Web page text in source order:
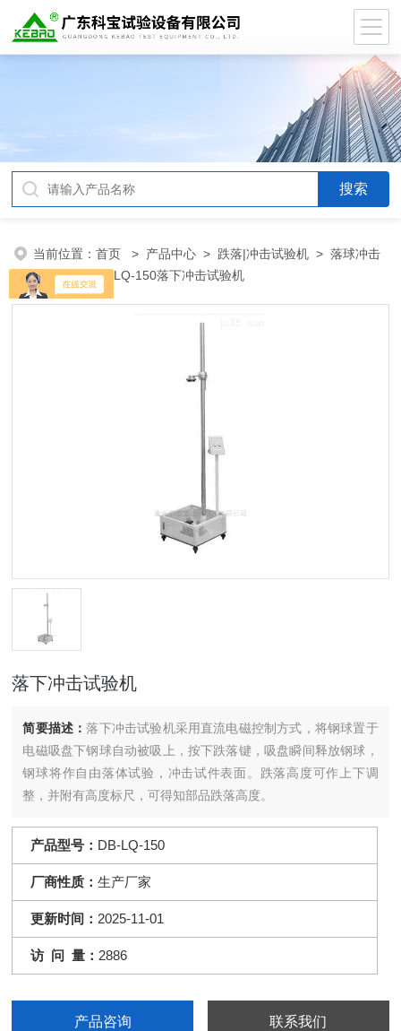
当前位置：首页 > 产品中心 > 跌落|冲击试验机 >落球冲击
试验机> DB-LQ-150落下冲击试验机
落下冲击试验机
简要描述：落下冲击试验机采用直流电磁控制方式，将钢球置于
电磁吸盘下钢球自动被吸上，按下跌落键，吸盘瞬间释放钢球，
钢球将作自由落体试验，冲击试件表面。跌落高度可作上下调
整，并附有高度标尺，可得知部品跌落高度。
产品型号： DB-LQ-150
厂商性质：生产厂家
更新时间： 2025-11-01
访 问 量： 2886
产品咨询 联系我们